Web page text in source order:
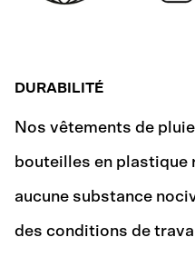
DURABILITÉ
Nos vêtements de
bouteilles en plastique
aucune substance
des conditions de